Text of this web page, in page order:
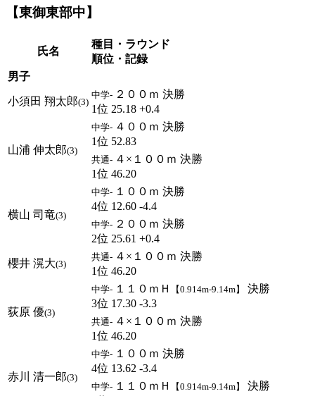
【東御東部中】
氏名
種目・ラウンド
順位・記録
男子
小須田 翔太郎(3)
中学- ２００ｍ 決勝
1位 25.18 +0.4
山浦 伸太郎(3)
中学- ４００ｍ 決勝
1位 52.83
共通- ４×１００ｍ 決勝
1位 46.20
横山 司竜(3)
中学- １００ｍ 決勝
4位 12.60 -4.4
中学- ２００ｍ 決勝
2位 25.61 +0.4
櫻井 滉大(3)
共通- ４×１００ｍ 決勝
1位 46.20
荻原 優(3)
中学- １１０ｍＨ 【0.914m-9.14m】
決勝
3位 17.30 -3.3
共通- ４×１００ｍ 決勝
1位 46.20
赤川 清一郎(3)
中学- １００ｍ 決勝
4位 13.62 -3.4
中学- １１０ｍＨ 【0.914m-9.14m】
決勝